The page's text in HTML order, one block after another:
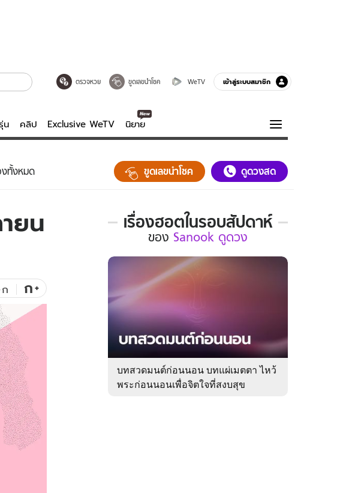
ตรวจหวย ขูดเลขนำโชค WeTV เข้าสู่ระบบสมาชิก
น คลิป Exclusive WeTV นิยาย
เกมส์
ดูทีวี
WeTV
ความรู้รอบตัว
ฮาวทู
ทั้งหมด ขูดเลขนำโชค ดูดวงสด
ยน
ก ก+
เรื่องฮอตในรอบสัปดาห์
เรื่อง
ใน
รอบ
ของ
Sanook
ดูด
ของ Sanook ดูดวง
บทสวดมนต์ก่อนนอน บทแผ่เมตตา ไหว้
พระก่อนนอนเพื่อจิตใจที่สงบสุข